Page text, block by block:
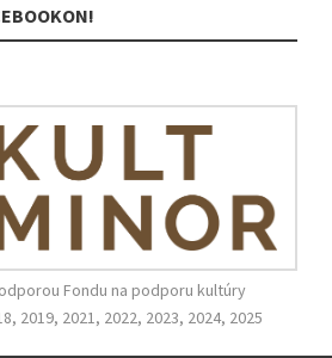
Fondu na podporu kultúry
2019, 2021, 2022, 2023, 2024, 2025